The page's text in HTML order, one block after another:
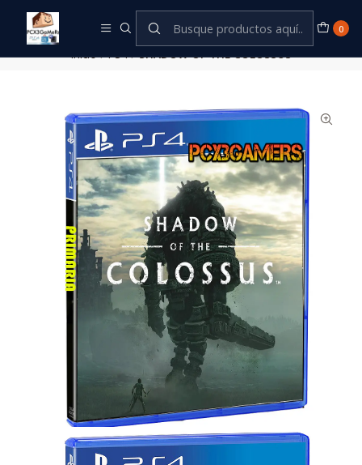
0
Inicio PS4 SHADOW OF THE COLOSSUS